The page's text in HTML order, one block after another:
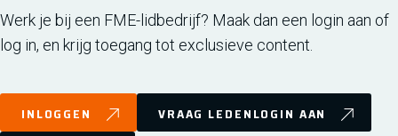
Werk je bij een FME-lidbedrijf? Maak dan een login aan of
log in, en krijg toegang tot exclusieve content.
INLOGGEN
VRAAG LEDENLOGIN AAN